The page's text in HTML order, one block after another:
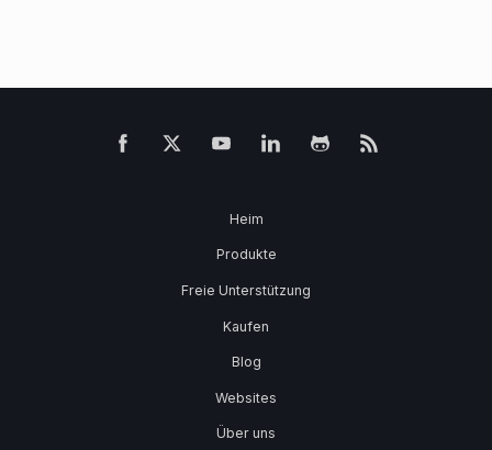
Heim
Produkte
Freie Unterstützung
Kaufen
Blog
Websites
Über uns